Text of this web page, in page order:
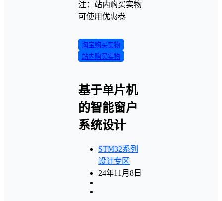
注：站内购买实物
可使用优惠卷
淘宝购买实物
站内购买实物
基于单片机
的智能窗户
系统设计
STM32系列
设计专区
24年11月8日